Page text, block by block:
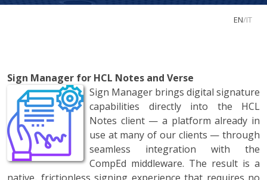
EN/IT
Sign Manager for HCL Notes and Verse
Sign Manager brings digital signature
capabilities directly into the HCL
Notes client — a platform already in
use at many of our clients — through
seamless integration with the
CompEd middleware. The result is a